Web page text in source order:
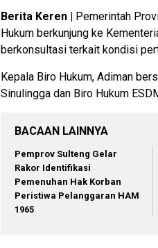
Berita Keren | Pemerintah
Hukum berkunjung ke
berkonsultasi terkait kondisi
Kepala Biro Hukum, Adiman
Sinulingga dan Biro Hukum
BACAAN LAINNYA
Pemprov Sulteng Gelar
Rakor Identifikasi
Pemenuhan Hak Korban
Peristiwa Pelanggaran HAM
1965